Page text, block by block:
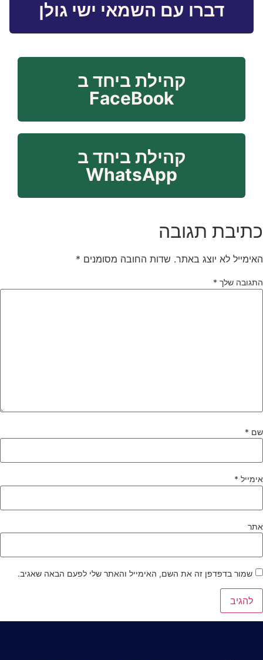
דברו עם השמאי ישי גולן
קהילת ביחד ב
FaceBook
קהילת ביחד ב
WhatsApp
תגובה
לא יוצג באתר. שדות החובה מסומנים *
שלך *
*
*
שמור בדפדפן זה את השם, האימייל והאתר שלי לפעם הבאה שאגיב.